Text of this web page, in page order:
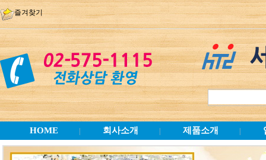
즐겨찾기
HOME 회사소개 제품소개